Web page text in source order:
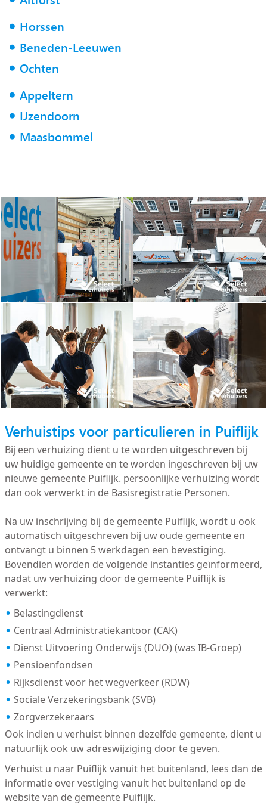
Horssen
Beneden-Leeuwen
Ochten
Appeltern
IJzendoorn
Maasbommel
Verhuistips voor particulieren in Puiflijk
Bij een verhuizing dient u te worden uitgeschreven bij
uw huidige gemeente en te worden ingeschreven bij uw
nieuwe gemeente Puiflijk. persoonlijke verhuizing wordt
dan ook verwerkt in de Basisregistratie Personen.
Na uw inschrijving bij de gemeente Puiflijk, wordt u ook
automatisch uitgeschreven bij uw oude gemeente en
ontvangt u binnen 5 werkdagen een bevestiging.
Bovendien worden de volgende instanties geïnformeerd,
nadat uw verhuizing door de gemeente Puiflijk is
verwerkt:
Belastingdienst
Centraal Administratiekantoor (CAK)
Dienst Uitvoering Onderwijs (DUO) (was IB-Groep)
Pensioenfondsen
Rijksdienst voor het wegverkeer (RDW)
Sociale Verzekeringsbank (SVB)
Zorgverzekeraars
Ook indien u verhuist binnen dezelfde gemeente, dient u
natuurlijk ook uw adreswijziging door te geven.
Verhuist u naar Puiflijk vanuit het buitenland, lees dan de
informatie over vestiging vanuit het buitenland op de
website van de gemeente Puiflijk.